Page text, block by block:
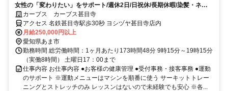
女性の「変わりたい」をサポート/週休2日/日祝休/長期休暇/染髪・ネイ
ルOK※規定内
カーブス カーブス甚目寺
アクセス 名鉄甚目寺駅歩30秒 ヨシヅヤ甚目寺店内
月給250,000円以上
愛知県あま市
勤務時間 総労働時間：1ヶ月あたり173時間48分 9時15分～19時15分
（実働8時間） 土曜日17：00まで
仕事内容 お仕事内容 ●お客様の健康管理 ●受付事務・接客事務 ●運動
のサポート ※運動メニューはマシンを順番に使う サーキットトレー
ニングとストレッチのみ レッスンはないので未経験でも安心 ※各...